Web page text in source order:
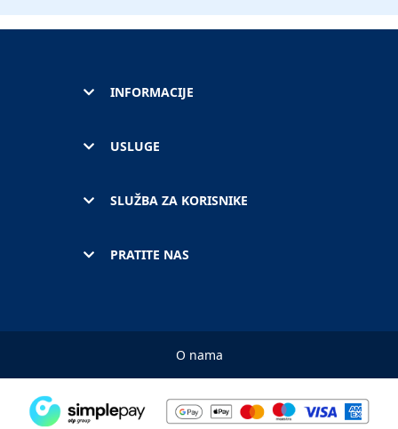
INFORMACIJE
USLUGE
SLUŽBA ZA KORISNIKE
PRATITE NAS
O nama